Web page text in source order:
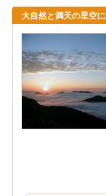
大自然と満天の星空